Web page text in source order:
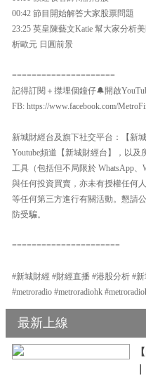
00:42 節目開始解答大家股票問題
23:25 英皇陳藝文Katie 幫大家分析
析歐元 日圓前景
=====================
記得訂閱＋㩒埋個鐘仔🔔開啟
FB: https://www.facebook.com/
新城財經台及旗下社交平台：【新
Youtube頻道【新城財經台】，以
工具（包括但不局限於 WhatsApp、
與任何投資買賣，亦未有授權任何
等任何第三方進行有關活動。懇請
防受騙。
======================
#新城財經 #財經直播 #港股分析 #
#metroradio #metroradiohk
最新上線